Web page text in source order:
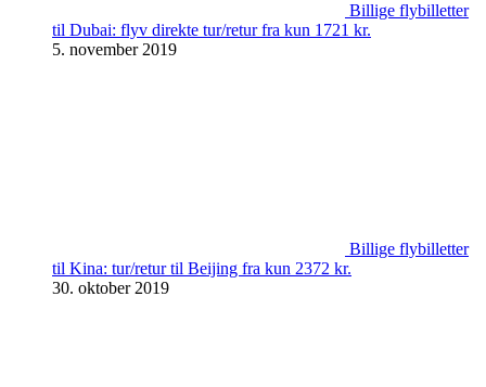
Billige flybilletter
til Dubai: flyv direkte tur/retur fra kun 1721 kr.
5. november 2019
Billige flybilletter
til Kina: tur/retur til Beijing fra kun 2372 kr.
30. oktober 2019